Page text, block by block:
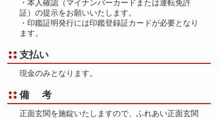
・本人確認（マイナンバーカードまたは運転免許
証）の提示をお願いいたします。
・印鑑証明発行には印鑑登録証カードが必要となり
ます。
支払い
現金のみとなります。
備 考
正面玄関を施錠いたしますので、ふれあい正面玄関